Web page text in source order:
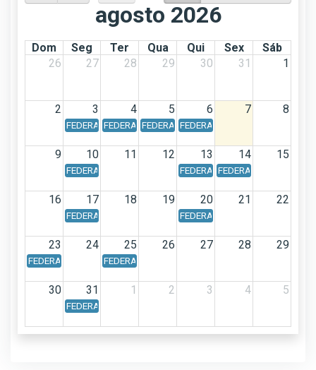
agosto 2026
Dom Seg Ter Qua Qui Sex
Sáb
26
27 28 29 30 31 1
2 3 4 5 6 7 8
FEDERAL - Calendário Federal - Data de vencimento: Dia
FEDERAL - Calendário Federal - Data de
FEDERAL - Calendário Federal - Data
FEDERAL - Calendário Federal
9 10 11 12 13 14 15
FEDERAL - Calendário Federal - Data de vencimento: Dia
FEDERAL - Calendário Federal
FEDERAL -
16 17 18 19 20 21 22
FEDERAL - Calendário Federal - Data de vencimento: Dia
FEDERAL - Calendário Federal
23 24 25 26 27 28 29
FEDERAL - Calendário Federal - Data de vencimento: Dia 23/08/
FEDERAL - Calendário Federal - Data de
30 31 1 2 3 4 5
FEDERAL - Calendário Federal - Data de vencimento: Dia